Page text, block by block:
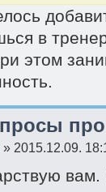
в
этом
» 2015.12.09.